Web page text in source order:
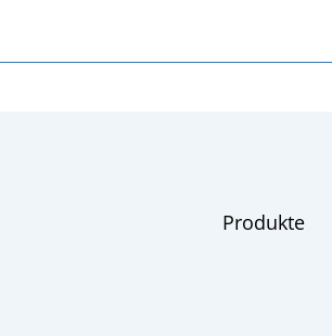
Produkte